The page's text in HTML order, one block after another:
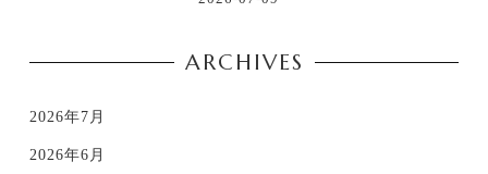
ARCHIVES
2026年7月
2026年6月